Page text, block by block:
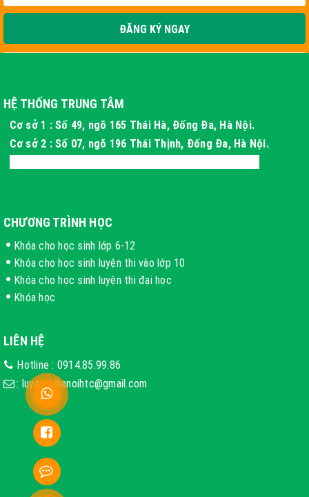
ĐĂNG KÝ NGAY
HỆ THỐNG TRUNG TÂM
Cơ sở 1 : Số 49, ngõ 165 Thái Hà, Đống Đa, Hà Nội.
Cơ sở 2 : Số 07, ngõ 196 Thái Thịnh, Đống Đa, Hà Nội.
CHƯƠNG TRÌNH HỌC
Khóa cho học sinh lớp 6-12
Khóa cho học sinh luyện thi vào lớp 10
Khóa cho học sinh luyện thi đại học
Khóa học
LIÊN HỆ
Hotline : 0914.85.99.86
: luyenthihanoihtc@gmail.com